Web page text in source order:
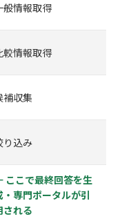
般情報取得
較情報取得
補収集
り込み
こで最終回答を生
・専門ポータルが引
される